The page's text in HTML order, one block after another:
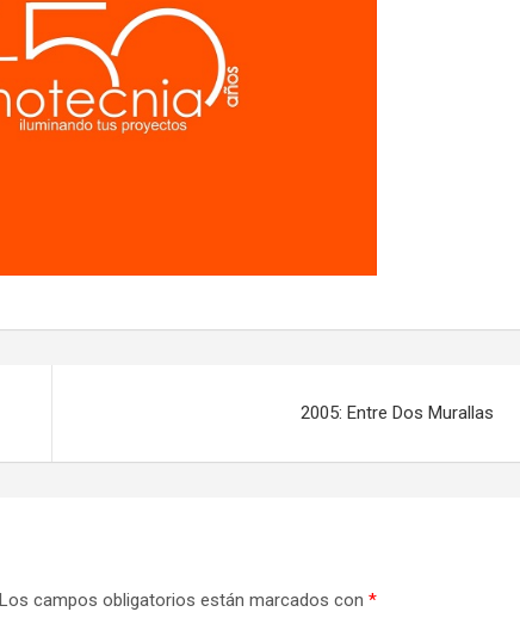
2005: Entre Dos Murallas
Los campos obligatorios están marcados con *